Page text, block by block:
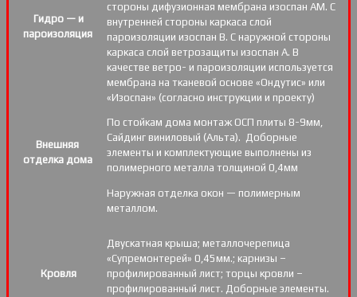
Гидро — и
пароизоляция
стороны дифузионная мембрана изоспан АМ. С
внутренней стороны каркаса слой
пароизоляции изоспан В. С наружной стороны
каркаса слой ветрозащиты изоспан А. В
качестве ветро- и пароизоляции используется
мембрана на тканевой основе «Ондутис» или
«Изоспан» (согласно инструкции и проекту)
Внешняя
отделка дома
По стойкам дома монтаж ОСП плиты 8-9мм,
Сайдинг виниловый (Альта). Доборные
элементы и комплектующие выполнены из
полимерного металла толщиной 0,4мм
Наружная отделка окон — полимерным
металлом.
Кровля
Двускатная крыша; металлочерепица
«Супремонтерей» 0,45мм.; карнизы –
профилированный лист; торцы кровли –
профилированный лист. Доборные элементы.